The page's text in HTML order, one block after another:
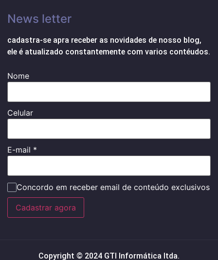
News letter
cadastra-se apra receber as novidades de nosso blog,
ele é atualizado constantemente com varios contéudos.
Nome
Celular
E-mail *
Concordo em receber email de conteúdo exclusivos
Cadastrar agora
Copyright © 2024 GTI Informática ltda.